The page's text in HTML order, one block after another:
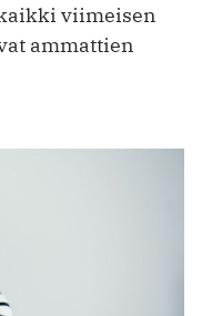
viimeisen
ammattien